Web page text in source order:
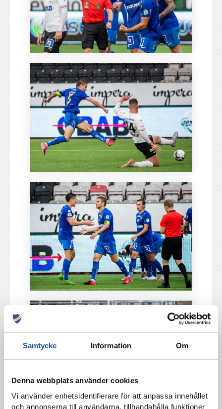
Samtycke Information Om
Denna webbplats använder cookies
Vi använder enhetsidentifierare för att anpassa innehållet
och annonserna till användarna, tillhandahålla funktioner